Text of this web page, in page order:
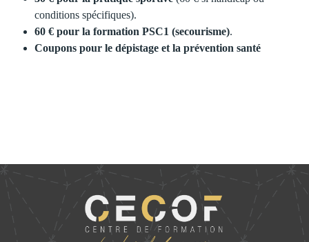
conditions spécifiques).
60 € pour la formation PSC1 (secourisme).
Coupons pour le dépistage et la prévention santé